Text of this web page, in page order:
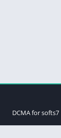
DCMA for softs7